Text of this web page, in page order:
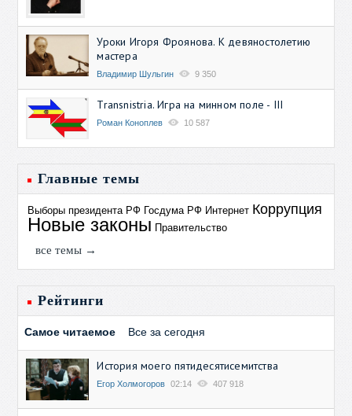
Уроки Игоря Фроянова. К девяностолетию
мастера
Владимир Шульгин 9 350
Transnistria. Игра на минном поле - III
Роман Коноплев 10 587
Главные темы
Выборы президента РФ Госдума РФ Интернет Коррупция
Новые законы Правительство
все темы →
Рейтинги
Самое читаемое Все за сегодня
История моего пятидесятисемитства
Егор Холмогоров 02:14 407 918